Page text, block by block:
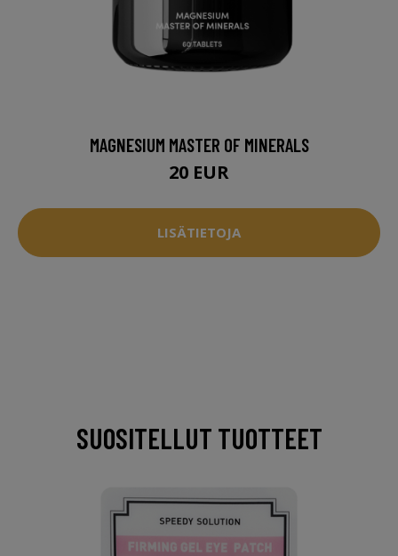
MAGNESIUM MASTER OF MINERALS
20 EUR
LISÄTIETOJA
SUOSITELLUT TUOTTEET